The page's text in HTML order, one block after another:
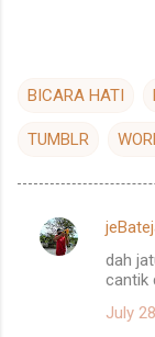
BICARA HATI
TUMBLR
C
dah
cantik
July